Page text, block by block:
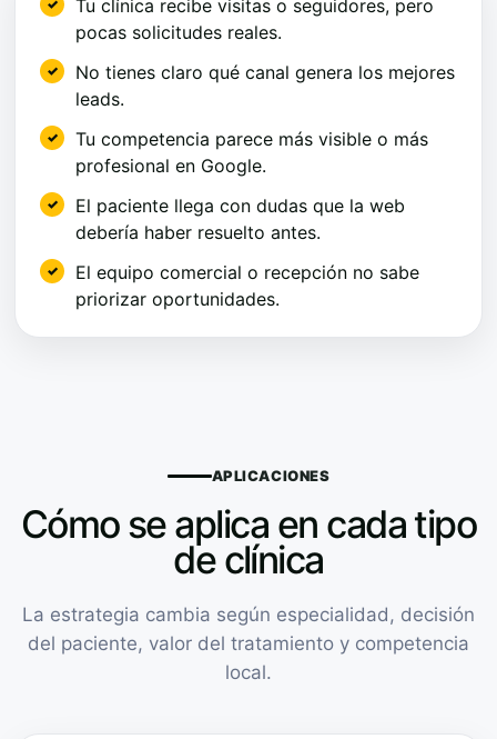
Tu clínica recibe visitas o seguidores, pero
pocas solicitudes reales.
No tienes claro qué canal genera los mejores
leads.
Tu competencia parece más visible o más
profesional en Google.
El paciente llega con dudas que la web
debería haber resuelto antes.
El equipo comercial o recepción no sabe
priorizar oportunidades.
APLICACIONES
Cómo se aplica en cada tipo
de clínica
La estrategia cambia según especialidad, decisión
del paciente, valor del tratamiento y competencia
local.